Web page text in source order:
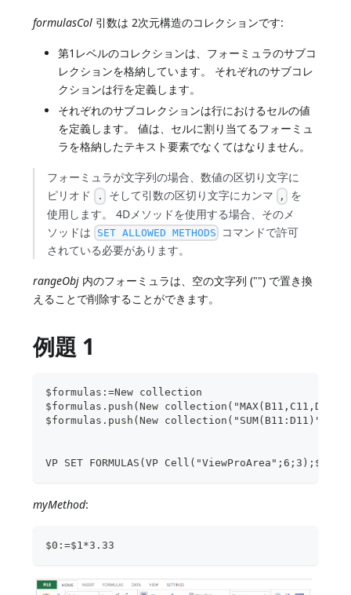
formulasCol 引数は 2次元構造のコレクションです:
第1レベルのコレクションは、フォーミュラのサブコ
レクションを格納しています。 それぞれのサブコレ
クションは行を定義します。
それぞれのサブコレクションは行におけるセルの値
を定義します。 値は、セルに割り当てるフォーミュ
ラを格納したテキスト要素でなくてはなりません。
フォーミュラが文字列の場合、数値の区切り文字に
ピリオド . そして引数の区切り文字にカンマ ,
を
使用します。 4Dメソッドを使用する場合、そのメ
ソッドは SET ALLOWED METHODS コマンドで許可
されている必要があります。
rangeObj 内のフォーミュラは、空の文字列 ("") で置き換
えることで削除することができます。
例題 1
$formulas:=New collection
$formulas.push(New
$formulas.push(New
VP SET FORMULAS(VP
myMethod:
$0:=$1*3.33